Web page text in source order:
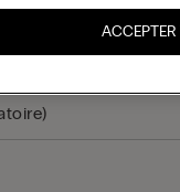
à la newsletter